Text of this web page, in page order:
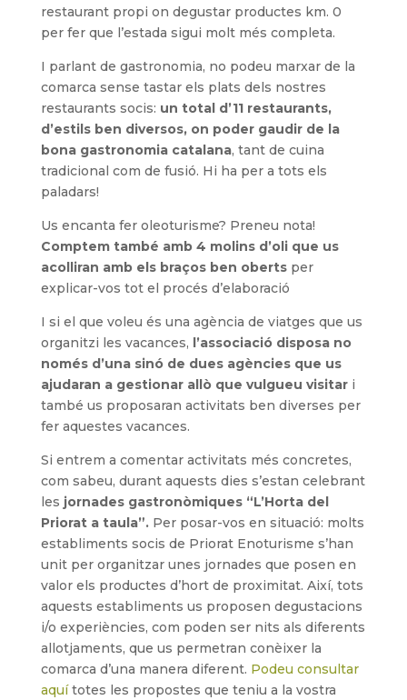
restaurant propi on degustar productes km. 0
per fer que l’estada sigui molt més completa.
I parlant de gastronomia, no podeu marxar de la
comarca sense tastar els plats dels nostres
restaurants socis: un total d’11 restaurants,
d’estils ben diversos, on poder gaudir de la
bona gastronomia catalana, tant de cuina
tradicional com de fusió. Hi ha per a tots els
paladars!
Us encanta fer oleoturisme? Preneu nota!
Comptem també amb 4 molins d’oli que us
acolliran amb els braços ben obertsper
explicar-vos tot el procés d’elaboració
I si el que voleu és una agència de viatges que us
organitzi les vacances, l’associació disposa no
només d’una sinó de dues agències que us
ajudaran a gestionar allò que vulgueu visitar i
també us proposaran activitats ben diverses per
fer aquestes vacances.
Si entrem a comentar activitats més concretes,
com sabeu, durant aquests dies s’estan celebrant
les jornades gastronòmiques “L’Horta del
Priorat a taula”.Per posar-vos en situació: molts
establiments socis de Priorat Enoturisme s’han
unit per organitzar unes jornades que posen en
valor els productes d’hort de proximitat. Així, tots
aquests establiments us proposen degustacions
i/o experiències, com poden ser nits als diferents
allotjaments, que us permetran conèixer la
comarca d’una manera diferent. Podeu consultar
aquítotes les propostes que teniu a la vostra